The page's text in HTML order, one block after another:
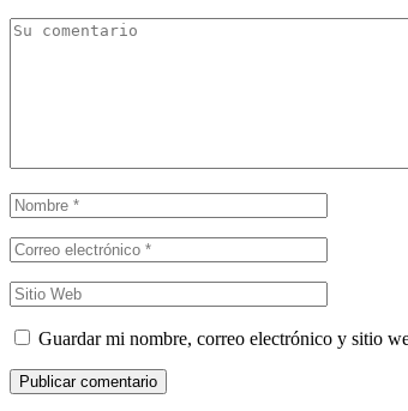
Guardar mi nombre, correo electrónico y sitio